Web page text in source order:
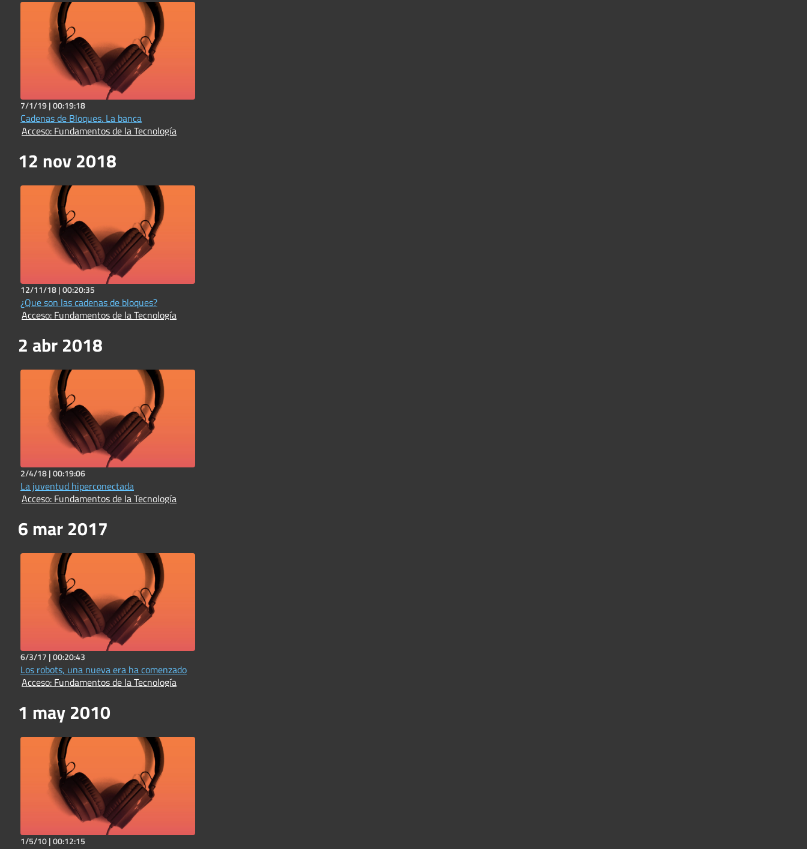
7/1/19 |00:19:18
Cadenas de Bloques. La banca
Acceso: Fundamentos de la Tecnología
12 nov 2018
12/11/18 |00:20:35
¿Que son las cadenas de bloques?
Acceso: Fundamentos de la Tecnología
2 abr 2018
2/4/18 |00:19:06
La juventud hiperconectada
Acceso: Fundamentos de la Tecnología
6 mar 2017
6/3/17 |00:20:43
Los robots, una nueva era ha comenzado
Acceso: Fundamentos de la Tecnología
1 may 2010
1/5/10 |00:12:15